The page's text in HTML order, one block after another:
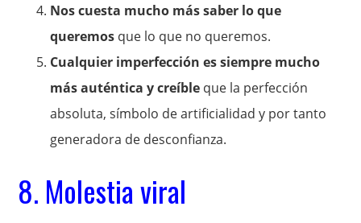
Nos cuesta mucho más saber lo que
queremos que lo que no queremos.
Cualquier imperfección es siempre mucho
más auténtica y creíble que la perfección
absoluta, símbolo de artificialidad y por tanto
generadora de desconfianza.
8. Molestia viral